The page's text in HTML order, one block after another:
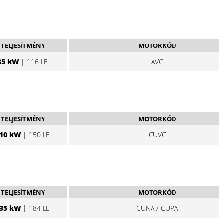
TELJESÍTMÉNY
kW | 116 LE
MOTORKÓD
AVG
TELJESÍTMÉNY
kW | 150 LE
MOTORKÓD
CUVC
TELJESÍTMÉNY
kW | 184 LE
MOTORKÓD
CUNA / CUPA